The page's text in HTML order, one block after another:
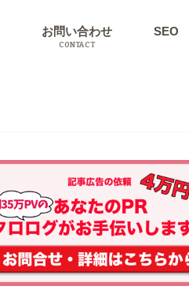
お問い合わせ
CONTACT
SEO